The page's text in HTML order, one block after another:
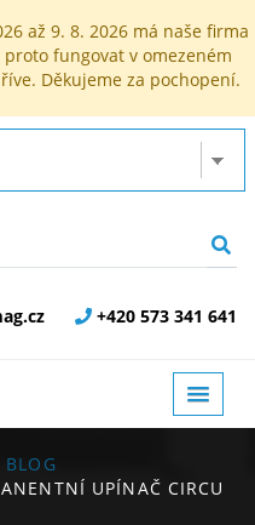
až 9. 8. 2026 má naše firma
fungovat v omezeném
Děkujeme za pochopení.
+420 573 341 641
BLOG
UPÍNAČ CIRCU